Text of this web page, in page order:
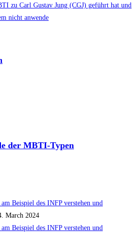
zu Carl Gustav Jung (CGJ) geführt hat und
nicht anwende
der MBTI-Typen
Beispiel des INFP verstehen und
March 2024
Beispiel des INFP verstehen und